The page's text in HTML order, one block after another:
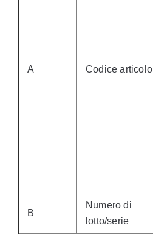
A Codice articolo
B
Numero di
lotto/serie